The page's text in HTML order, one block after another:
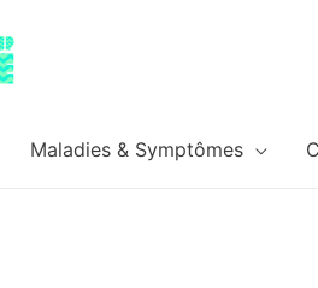
Maladies & Symptômes